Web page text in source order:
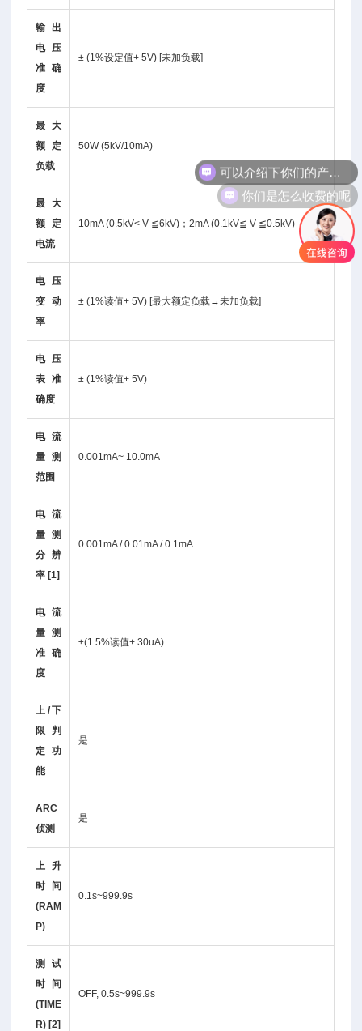
输出
电压
准确
度
± (1%设定值+ 5V) [未加负载]
最大
额定
负载
50W (5kV/10mA)
最大
额定
电流
10mA (0.5kV< V ≦6kV)；2mA (0.1kV≦ V ≦0.5kV)
电压
变动
率
± (1%读值+ 5V) [最大额定负载→未加负载]
电压
表准
确度
± (1%读值+ 5V)
电流
量测
范围
0.001mA~ 10.0mA
电流
量测
分辨
率 [1]
0.001mA / 0.01mA / 0.1mA
电流
量测
准确
度
±(1.5%读值+ 30uA)
上/下
限判
定功
能
是
ARC
侦测
是
上升
时间
(RAM
P)
0.1s~999.9s
测试
时间
(TIME
R) [2]
OFF, 0.5s~999.9s
你们是怎么收费的呢